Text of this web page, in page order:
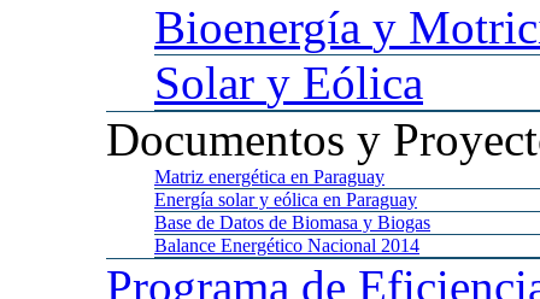
Bioenergía y
Solar y Eólica
Documentos y
Matriz energética en Paraguay
Energía solar y eólica en Paraguay
Base de Datos de Biomasa y Biogas
Balance Energético Nacional 2014
Programa de